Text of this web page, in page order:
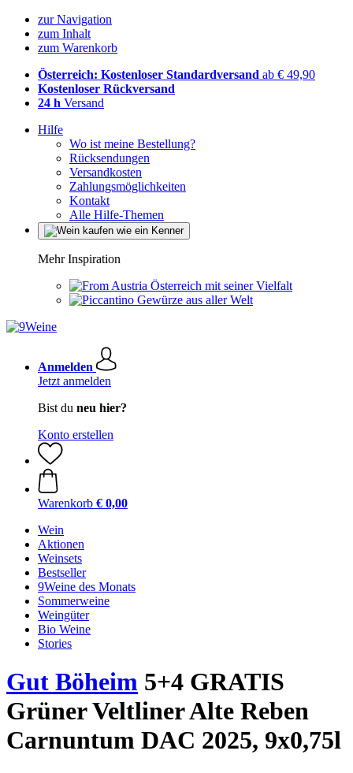
zur Navigation
zum Inhalt
zum Warenkorb
Österreich: Kostenloser Standardversand ab € 49,90
Kostenloser Rückversand
24 h Versand
Hilfe
Wo ist meine Bestellung?
Rücksendungen
Versandkosten
Zahlungsmöglichkeiten
Kontakt
Alle Hilfe-Themen
Mehr Inspiration
Österreich mit seiner Vielfalt
Gewürze aus aller Welt
Anmelden
Jetzt anmelden
Bist du neu hier?
Konto erstellen
Warenkorb € 0,00
Wein
Aktionen
Weinsets
Bestseller
9Weine des Monats
Sommerweine
Weingüter
Bio Weine
Stories
Gut Böheim 5+4 GRATIS
Grüner Veltliner Alte Reben
Carnuntum DAC 2025, 9x0,75l